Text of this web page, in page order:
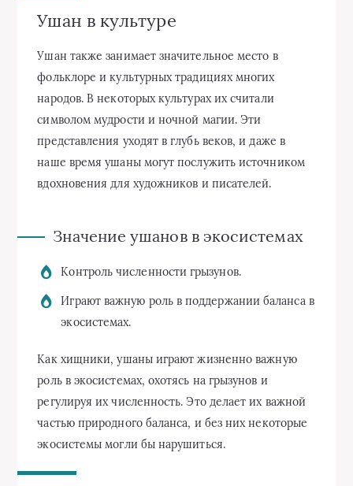
Ушан в культуре
Ушан также занимает значительное место в
фольклоре и культурных традициях многих
народов. В некоторых культурах их считали
символом мудрости и ночной магии. Эти
представления уходят в глубь веков, и даже в
наше время ушаны могут послужить источником
вдохновения для художников и писателей.
Значение ушанов в экосистемах
Контроль численности грызунов.
Играют важную роль в поддержании баланса в
экосистемах.
Как хищники, ушаны играют жизненно важную
роль в экосистемах, охотясь на грызунов и
регулируя их численность. Это делает их важной
частью природного баланса, и без них некоторые
экосистемы могли бы нарушиться.